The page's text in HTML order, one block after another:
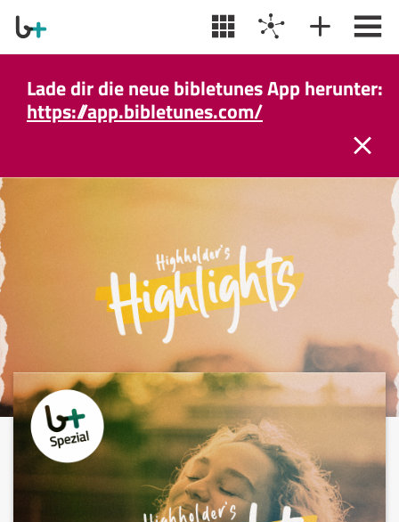
Lade dir die neue bibletunes App herunter:
https://app.bibletunes.com/